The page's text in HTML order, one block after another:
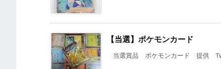
【当選】ポケモンカード
当選賞品 ポケモンカード 提供